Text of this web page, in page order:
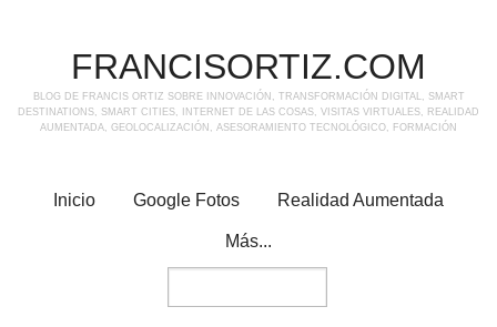
FRANCISORTIZ.COM
BLOG DE FRANCIS ORTIZ SOBRE INNOVACIÓN, TRANSFORMACIÓN DIGITAL, SMART
DESTINATIONS, SMART CITIES, INTERNET DE LAS COSAS, VISITAS VIRTUALES, REALIDAD
AUMENTADA, GEOLOCALIZACIÓN, ASESORAMIENTO TECNOLÓGICO, FORMACIÓN
Inicio Google Fotos Realidad Aumentada
Más...